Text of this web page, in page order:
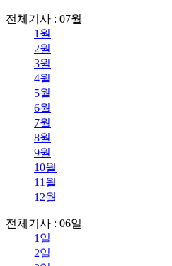
전체기사 : 07월
1월
2월
3월
4월
5월
6월
7월
8월
9월
10월
11월
12월
전체기사 : 06일
1일
2일